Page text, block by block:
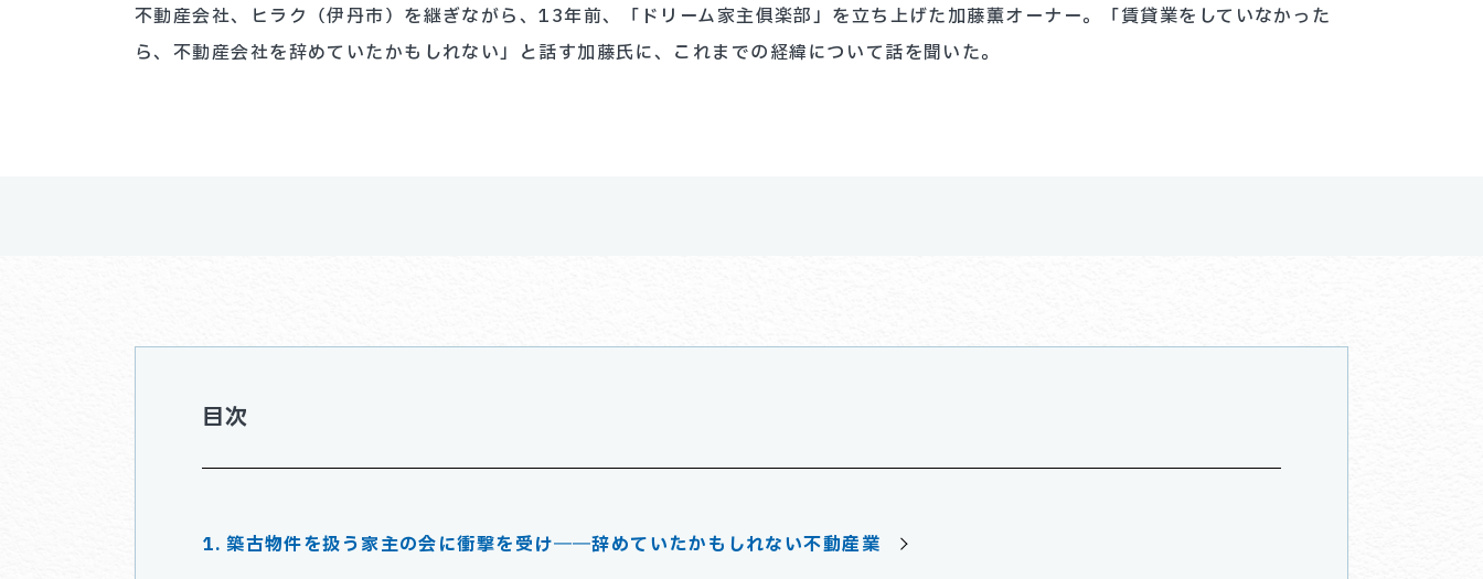
不動産会社、ヒラク（伊丹市）を継ぎながら、13年前、「ドリーム家主俱楽部」を立ち上げた加藤薫オーナー。「賃貸業をしていなかった
ら、不動産会社を辞めていたかもしれない」と話す加藤氏に、これまでの経緯について話を聞いた。
目次
築古物件を扱う家主の会に衝撃を受け――辞めていたかもしれない不動産業